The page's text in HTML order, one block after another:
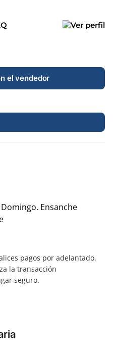
el vendedor
Ensanche
pagos por adelantado.
la transacción
seguro.